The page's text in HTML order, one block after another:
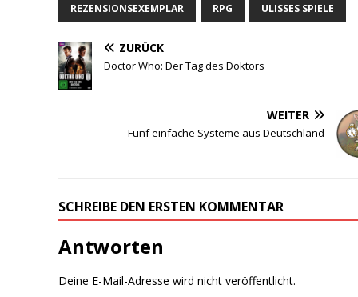
REZENSIONSEXEMPLAR RPG ULISSES SPIELE
ZURÜCK
Doctor Who: Der Tag des Doktors
WEITER
Fünf einfache Systeme aus Deutschland
SCHREIBE DEN ERSTEN KOMMENTAR
Antworten
Deine E-Mail-Adresse wird nicht veröffentlicht.